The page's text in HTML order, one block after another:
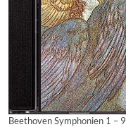
Beethoven Symphonien 1 – 9